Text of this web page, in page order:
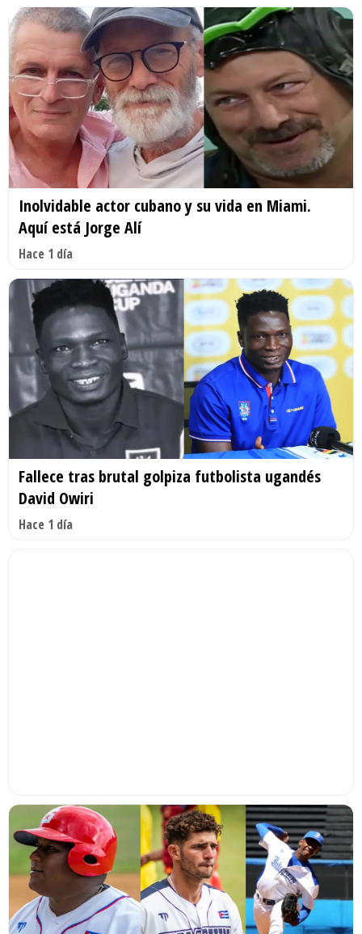
Inolvidable actor cubano y su vida en Miami.
Aquí está Jorge Alí
Hace 1 día
Fallece tras brutal golpiza futbolista ugandés
David Owiri
Hace 1 día